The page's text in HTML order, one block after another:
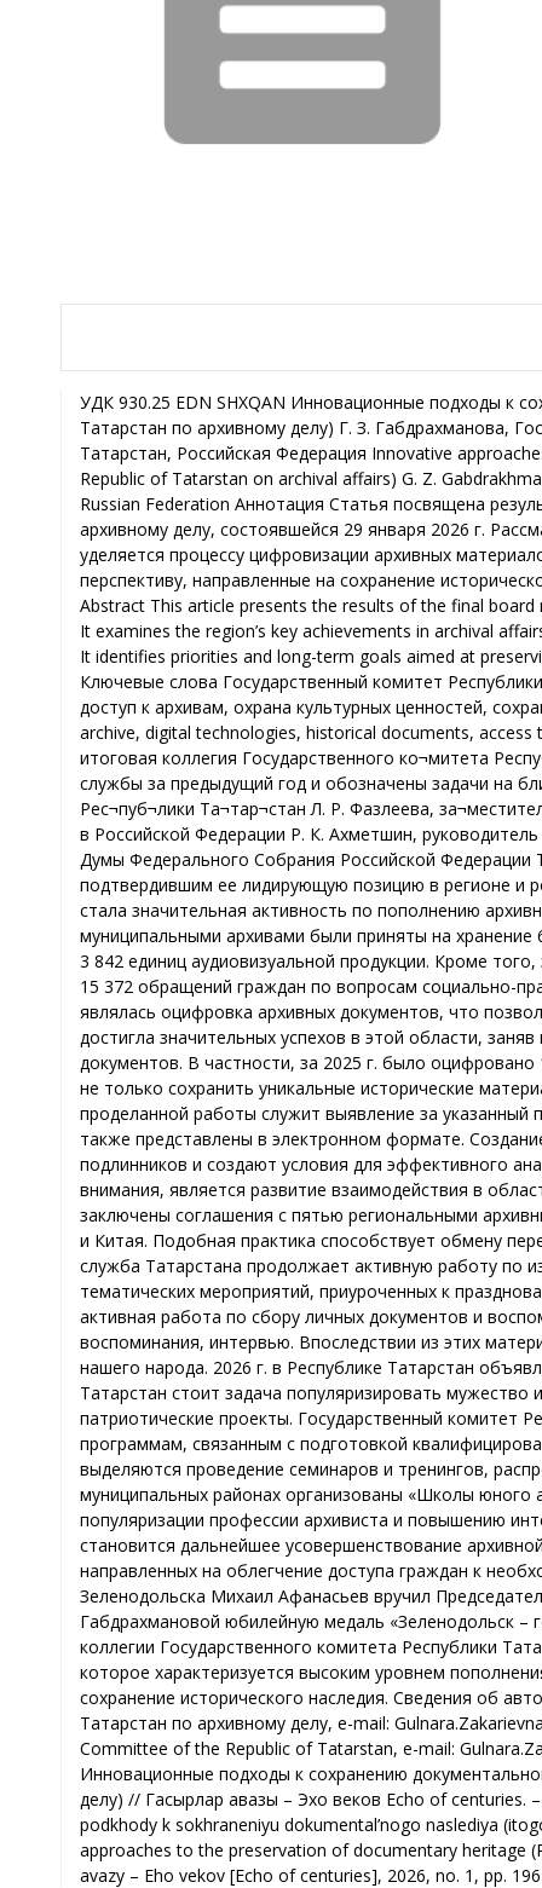
УДК 930.25 EDN SHXQAN Инновационные подходы к
Татарстан по архивному делу) Г. З. Габдрахманова,
Татарстан, Российская Федерация Innovative
Republic of Tatarstan on archival affairs) G. Z.
Russian Federation Аннотация Статья посвящена
архивному делу, состоявшейся 29 января 2026 г.
уделяется процессу цифровизации архивных
перспективу, направленные на сохранение
Abstract This article presents the results of the final
It examines the region’s key achievements in archival
It identifies priorities and long-term goals aimed at
Ключевые слова Государственный комитет
доступ к архивам, охрана культурных ценностей,
archive, digital technologies, historical documents,
итоговая коллегия Государственного ко¬митета
службы за предыдущий год и обозначены задачи на
Рес¬пуб¬лики Та¬тар¬стан Л. Р. Фазлеева,
в Российской Федерации Р. К. Ахметшин,
Думы Федерального Собрания Российской
подтвердившим ее лидирующую позицию в регионе и
стала значительная активность по пополнению
муниципальными архивами были приняты на хранение
3 842 единиц аудиовизуальной продукции. Кроме
15 372 обращений граждан по вопросам социально-
являлась оцифровка архивных документов, что
достигла значительных успехов в этой области,
документов. В частности, за 2025 г. было
не только сохранить уникальные исторические
проделанной работы служит выявление за
также представлены в электронном формате.
подлинников и создают условия для эффективного
внимания, является развитие взаимодействия в
заключены соглашения с пятью региональными
и Китая. Подобная практика способствует обмену
служба Татарстана продолжает активную работу по
тематических мероприятий, приуроченных к
активная работа по сбору личных документов и
воспоминания, интервью. Впоследствии из этих
нашего народа. 2026 г. в Республике Татарстан
Татарстан стоит задача популяризировать
патриотические проекты. Государственный комитет
программам, связанным с подготовкой
выделяются проведение семинаров и тренингов,
муниципальных районах организованы «Школы юного
популяризации профессии архивиста и повышению
становится дальнейшее усовершенствование
направленных на облегчение доступа граждан к
Зеленодольска Михаил Афанасьев вручил
Габдрахмановой юбилейную медаль «Зеленодольск –
коллегии Государственного комитета Республики
которое характеризуется высоким уровнем
сохранение исторического наследия. Сведения об
Татарстан по архивному делу, e-mail:
Committee of the Republic of Tatarstan, e-mail:
Инновационные подходы к сохранению
делу) // Гасырлар авазы – Эхо веков Echo of centuries.
podkhody k sokhraneniyu dokumental’nogo naslediya
approaches to the preservation of documentary heritage
avazy – Eho vekov [Echo of centuries], 2026, no. 1, pp.